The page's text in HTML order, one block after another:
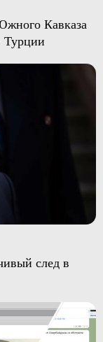
Кавказа
Турции
след в